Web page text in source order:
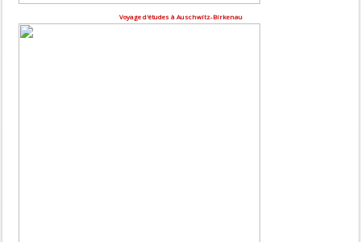
Voyage d'études à Auschwitz-Birkenau